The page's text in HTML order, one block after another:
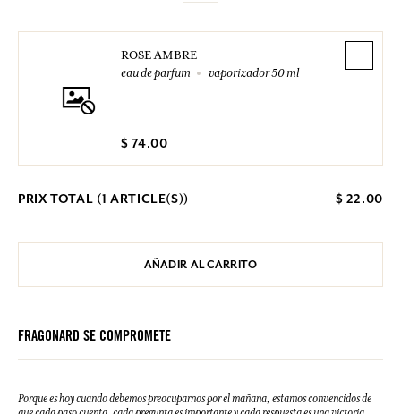
ROSE AMBRE
eau de parfum
vaporizador 50 ml
$ 74.00
PRIX TOTAL (1 ARTICLE(S)) $ 22.00
AÑADIR AL CARRITO
FRAGONARD SE COMPROMETE
Porque es hoy cuando debemos preocuparnos por el mañana, estamos convencidos de